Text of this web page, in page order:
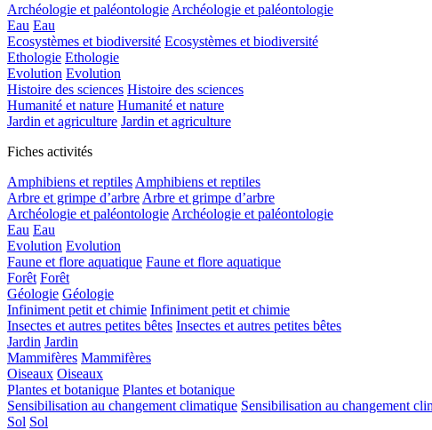
Archéologie et paléontologie Archéologie et paléontologie
Eau Eau
Ecosystèmes et biodiversité Ecosystèmes et biodiversité
Ethologie Ethologie
Evolution Evolution
Histoire des sciences Histoire des sciences
Humanité et nature Humanité et nature
Jardin et agriculture Jardin et agriculture
Fiches activités
Amphibiens et reptiles Amphibiens et reptiles
Arbre et grimpe d’arbre Arbre et grimpe d’arbre
Archéologie et paléontologie Archéologie et paléontologie
Eau Eau
Evolution Evolution
Faune et flore aquatique Faune et flore aquatique
Forêt Forêt
Géologie Géologie
Infiniment petit et chimie Infiniment petit et chimie
Insectes et autres petites bêtes Insectes et autres petites bêtes
Jardin Jardin
Mammifères Mammifères
Oiseaux Oiseaux
Plantes et botanique Plantes et botanique
Sensibilisation au changement climatique Sensibilisation au changement
Sol Sol